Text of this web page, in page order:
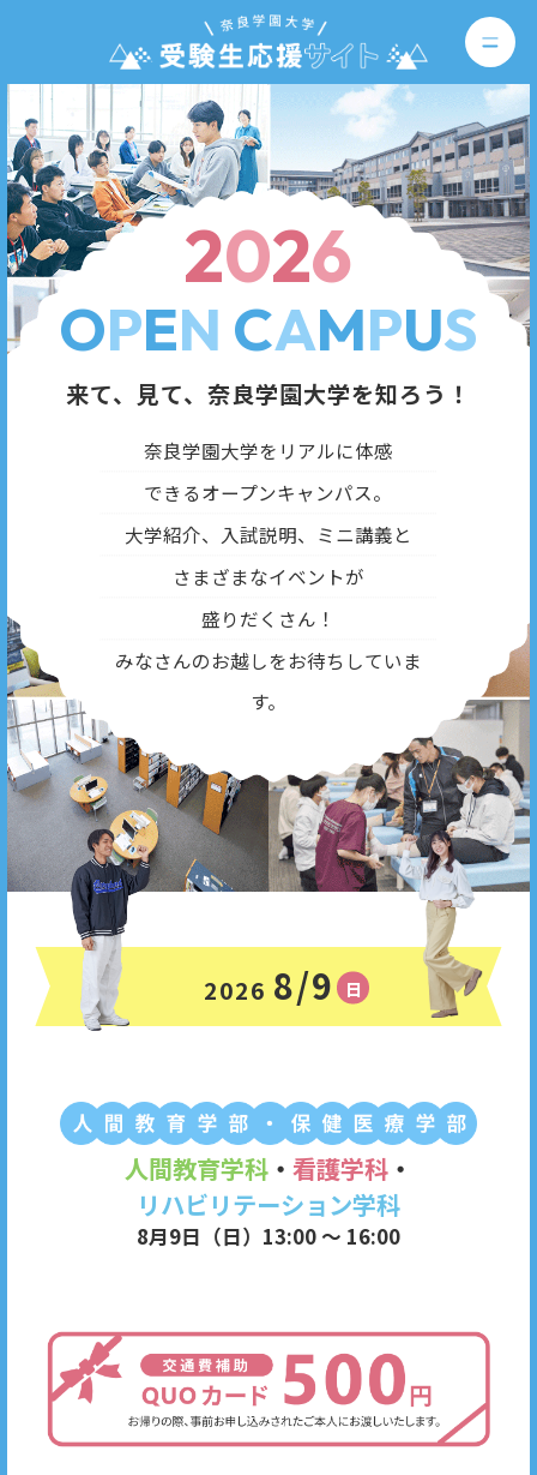
2026
OPEN CAMPUS
来て、見て、奈良学園大学を知ろう！
奈良学園大学をリアルに体感
できるオープンキャンパス。
大学紹介、入試説明、ミニ講義と
さまざまなイベントが
盛りだくさん！
みなさんのお越しをお待ちしていま
す。
2026 8/9
人間教育学科 ・ 看護学科 ・
リハビリテーション学科
8月9日（日）13:00 ～ 16:00